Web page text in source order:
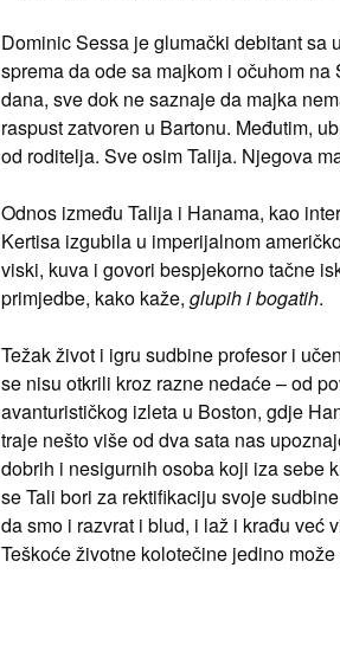
Dominic Sessa je glumački debitant sa
sprema da ode sa majkom i očuhom
dana, sve dok ne saznaje da majka
raspust zatvoren u Bartonu. Međutim,
od roditelja. Sve osim Talija. Njegova
Odnos između Talija i Hanama, kao
Kertisa izgubila u imperijalnom
viski, kuva i govori bespjekorno tačne
primjedbe, kako kaže, glupih i bogatih.
Težak život i igru sudbine profesor i
se nisu otkrili kroz razne nedaće – od
avanturističkog izleta u Boston, gdje
traje nešto više od dva sata nas
dobrih i nesigurnih osoba koji iza sebe
se Tali bori za rektifikaciju svoje
da smo i razvrat i blud, i laž i krađu već
Teškoće životne kolotečine jedino